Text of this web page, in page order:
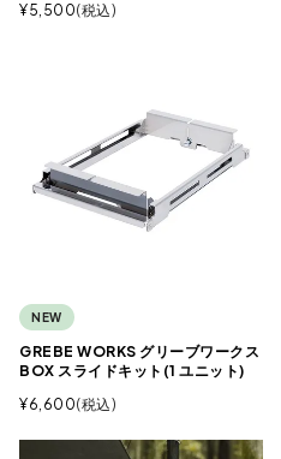
¥5,500 税込
NEW
GREBE WORKS グリーブワークス
BOX スライドキット(1 ユニット)
¥6,600 税込